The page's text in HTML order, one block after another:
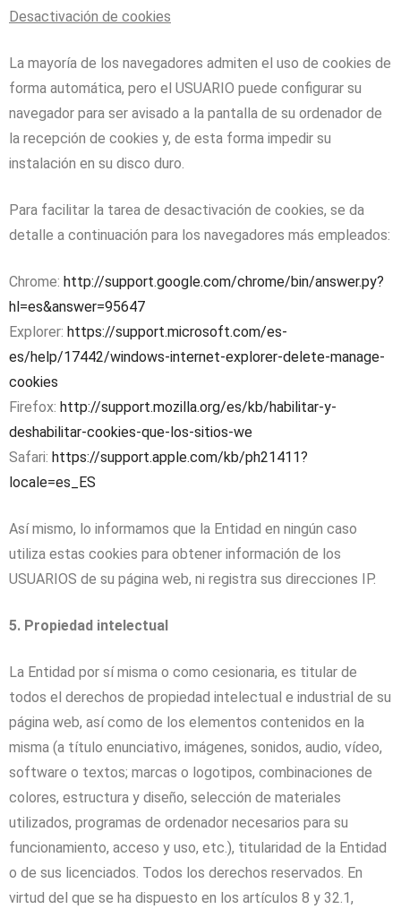
Desactivación de cookies
La mayoría de los navegadores admiten el uso de cookies de
forma automática, pero el USUARIO puede configurar su
navegador para ser avisado a la pantalla de su ordenador de
la recepción de cookies y, de esta forma impedir su
instalación en su disco duro.
Para facilitar la tarea de desactivación de cookies, se da
detalle a continuación para los navegadores más empleados:
Chrome: http://support.google.com/chrome/bin/answer.py?
hl=es&answer=95647
Explorer: https://support.microsoft.com/es-
es/help/17442/windows-internet-explorer-delete-manage-
cookies
Firefox: http://support.mozilla.org/es/kb/habilitar-y-
deshabilitar-cookies-que-los-sitios-we
Safari: https://support.apple.com/kb/ph21411?
locale=es_ES
Así mismo, lo informamos que la Entidad en ningún caso
utiliza estas cookies para obtener información de los
USUARIOS de su página web, ni registra sus direcciones IP.
5. Propiedad intelectual
La Entidad por sí misma o como cesionaria, es titular de
todos el derechos de propiedad intelectual e industrial de su
página web, así como de los elementos contenidos en la
misma (a título enunciativo, imágenes, sonidos, audio, vídeo,
software o textos; marcas o logotipos, combinaciones de
colores, estructura y diseño, selección de materiales
utilizados, programas de ordenador necesarios para su
funcionamiento, acceso y uso, etc.), titularidad de la Entidad
o de sus licenciados. Todos los derechos reservados. En
virtud del que se ha dispuesto en los artículos 8 y 32.1,